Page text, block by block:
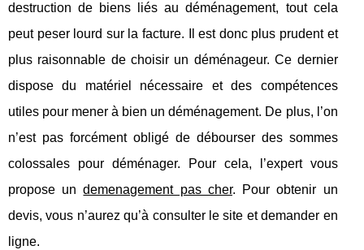
destruction de biens liés au déménagement, tout cela
peut peser lourd sur la facture. Il est donc plus prudent et
plus raisonnable de choisir un déménageur. Ce dernier
dispose du matériel nécessaire et des compétences
utiles pour mener à bien un déménagement. De plus, l’on
n’est pas forcément obligé de débourser des sommes
colossales pour déménager. Pour cela, l’expert vous
propose undemenagement pas cher. Pour obtenir un
devis, vous n’aurez qu’à consulter le site et demander en
ligne.